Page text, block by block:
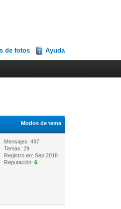
de fotos Ayuda
Modos de tema
Mensajes: 497
Temas: 29
Registro en: Sep 2018
Reputación:6